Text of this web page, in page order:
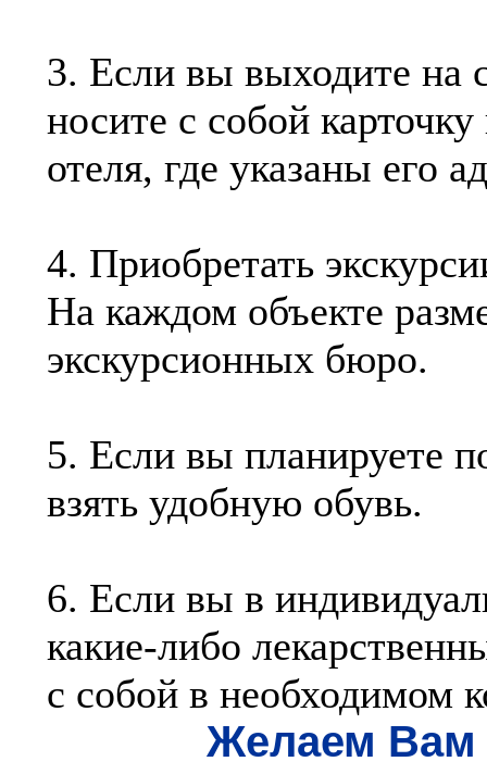
3. Если вы выходите на
носите с собой
отеля, где указаны его
4. Приобретать
На каждом объекте
экскурсионных бюро.
5. Если вы планируете
взять удобную обувь.
6. Если вы в
какие-либо
с собой в необходимом
Желаем Вам